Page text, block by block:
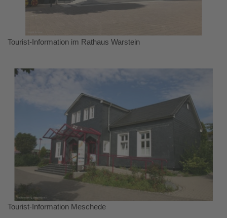
Tourist-Information im Rathaus Warstein
Tourist-Information Meschede